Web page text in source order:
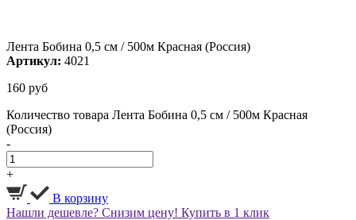
Лента Бобина 0,5 см / 500м Красная (Россия)
Артикул: 4021
160 руб
Количество товара Лента Бобина 0,5 см / 500м Красная
(Россия)
-
+
В корзину
Нашли дешевле? Снизим цену! Купить в 1 клик